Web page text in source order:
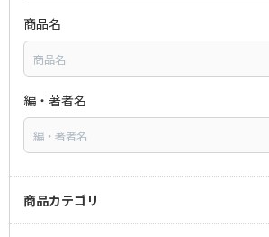
商品名
編・著者名
商品カテゴリ